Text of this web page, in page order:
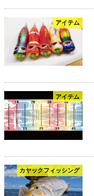
アイテム
アイテム
カヤックフィッシング